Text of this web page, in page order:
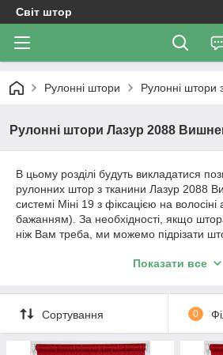
Світ штор
Рулонні штори Рулонні штори
Рулонні штори Лазур 2088
В цьому розділі будуть викладатися
рулонних штор з тканини Лазур 2088
системі Міні 19 з фіксацією на волосіні
бажанням). За необхідності, якщо
ніж Вам треба, ми можемо підрізати
Важливо!!! Як відбувається
працюємо з усією Україною!
дзвінком або повідомленням в Вайбер.
Показати все
Сортування 0